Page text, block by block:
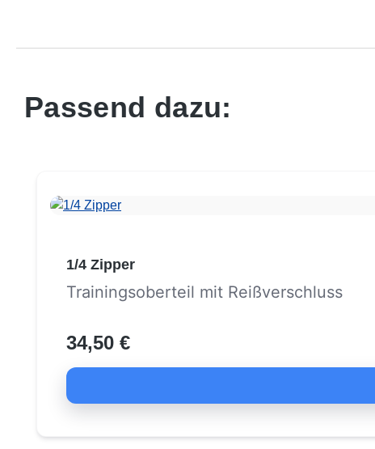
Passend dazu:
1/4 Zipper
Trainingsoberteil mit Reißverschluss
34,50 €